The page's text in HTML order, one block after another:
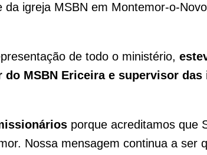
igreja MSBN em Montemor-o-
de todo o ministério,
MSBN Ericeira e supervisor
porque acreditamos que
Nossa mensagem continua a ser